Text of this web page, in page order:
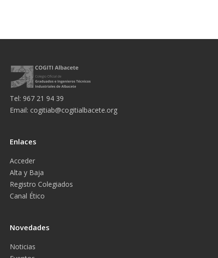
Tel: 967 21 94 39
Email: cogitiab@cogitialbacete.org
Enlaces
Acceder
Alta y Baja
Registro Colegiados
Canal Ético
Novedades
Noticias